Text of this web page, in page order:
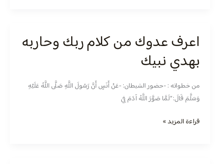
اعرف عدوك من كلام ربك وحاربه
بهدي نبيك
من خطواته : -حضور الشيطان: -عَنْ أَنَسٍ أَنَّ رَسُولَ اللَّهِ صَلَّى اللَّهُ عَلَيْهِ
وَسَلَّمَ قَالَ: “لَمَّا صَوَّرَ اللَّهُ آدَمَ فِي
اعرف
عدوك
من
ربك
وحاربه
بهدي
نبيك
قراءة المزيد »